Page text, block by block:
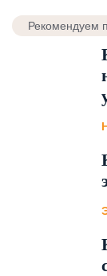
Рекомендуем